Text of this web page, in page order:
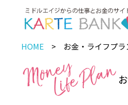
HOME お金・ライフプラ